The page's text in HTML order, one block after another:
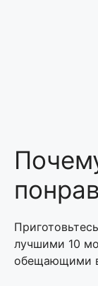
лучшими 10
обещающими